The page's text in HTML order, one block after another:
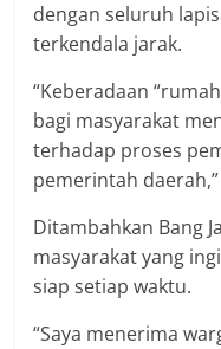
dengan seluruh
terkendala jarak.
“Keberadaan
bagi masyarakat
terhadap proses
pemerintah daerah,”
Ditambahkan Bang
masyarakat yang
siap setiap waktu.
“Saya menerima